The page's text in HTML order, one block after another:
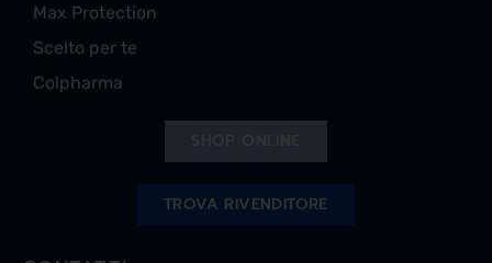
Max Protection
Scelto per te
Colpharma
TROVA RIVENDITORE